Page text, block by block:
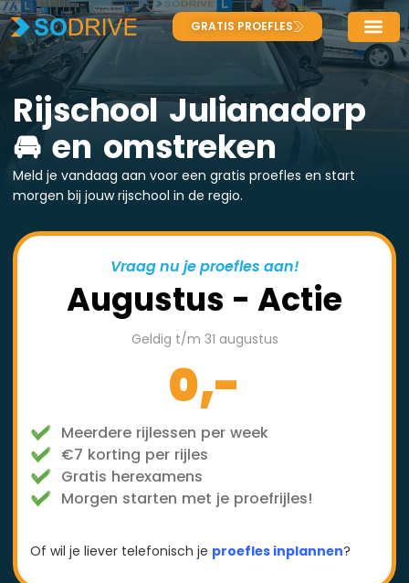
GRATIS PROEFLES
Rijschool Julianadorp
🚘 en omstreken
Meld je vandaag aan voor een gratis proefles en start
morgen bij jouw rijschool in de regio.
Vraag nu je proefles aan!
Augustus - Actie
Geldig t/m 31 augustus
0,-
Meerdere rijlessen per week
€7 korting per rijles
Gratis herexamens
Morgen starten met je proefrijles!
Of wil je liever telefonisch je proefles inplannen?